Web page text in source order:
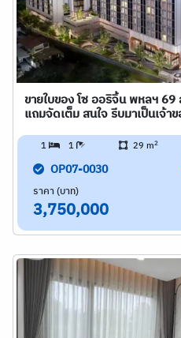
ขายใบของ โซ ออริจิ้น พหลฯ 69
แถมจัดเต็ม สนใจ รีบมาเป็นเจ้า
1 1 29 m2
OP07-0030
ราคา (บาท)
3,750,000